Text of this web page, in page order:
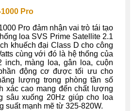
Pro
Pro đảm nhận vai trò tái tạo
loa SVS Prime Satellite 2.1
khuếch đại Class D cho công
cùng với đó là hệ thống của
inch, màng loa, gân loa, cuộn
động cơ được tối ưu cho
lượng trong phòng tần số
xác cao mang đến chất lượng
sâu xuống 20Hz giúp cho loa
suất mạnh mẽ từ 325-820W.